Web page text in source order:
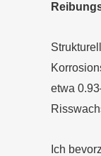
etwa
Ich